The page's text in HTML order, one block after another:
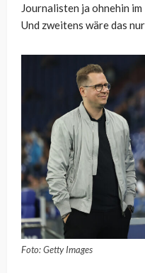
Journalisten ja ohnehin
Und zweitens wäre das
Foto: Getty Images